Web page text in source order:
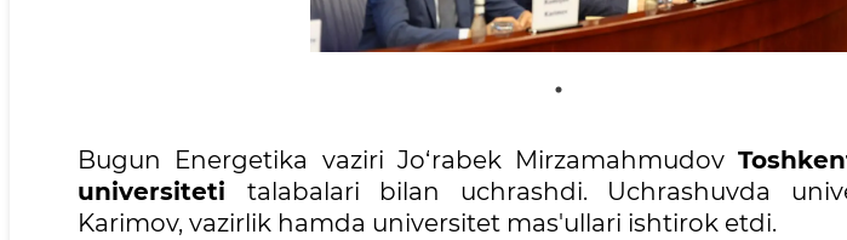
Bugun Energetika vaziri Jo‘rabek Mirzamahmudov
universiteti talabalari bilan uchrashdi. Uchrashuvda
Karimov, vazirlik hamda universitet mas'ullari ishtirok etdi.